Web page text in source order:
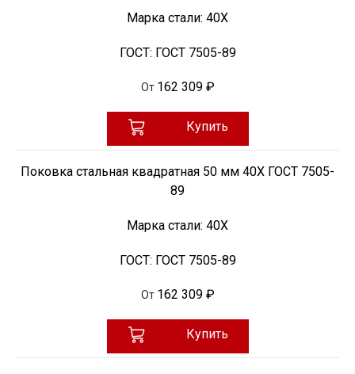
Марка стали: 40Х
ГОСТ: ГОСТ 7505-89
От 162 309 ₽
Купить
Поковка стальная квадратная 50 мм 40Х ГОСТ 7505-
89
Марка стали: 40Х
ГОСТ: ГОСТ 7505-89
От 162 309 ₽
Купить